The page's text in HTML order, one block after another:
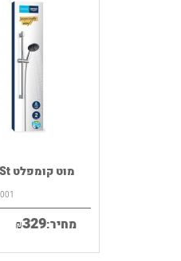
מוט קומפלט GROHE Vitalio St...
מחיר: ₪329